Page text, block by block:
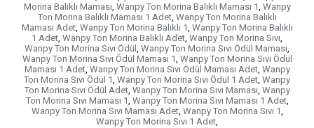
Morina Balıklı Maması, Wanpy Ton Morina Balıklı Maması 1, Wanpy
Ton Morina Balıklı Maması 1 Adet, Wanpy Ton Morina Balıklı
Maması Adet, Wanpy Ton Morina Balıklı 1, Wanpy Ton Morina Balıklı
1 Adet, Wanpy Ton Morina Balıklı Adet, Wanpy Ton Morina Sıvı,
Wanpy Ton Morina Sıvı Ödül , Wanpy Ton Morina Sıvı Ödül Maması,
Wanpy Ton Morina Sıvı Ödül Maması 1, Wanpy Ton Morina Sıvı Ödül
Maması 1 Adet, Wanpy Ton Morina Sıvı Ödül Maması Adet, Wanpy
Ton Morina Sıvı Ödül 1, Wanpy Ton Morina Sıvı Ödül 1 Adet, Wanpy
Ton Morina Sıvı Ödül Adet, Wanpy Ton Morina Sıvı Maması, Wanpy
Ton Morina Sıvı Maması 1, Wanpy Ton Morina Sıvı Maması 1 Adet,
Wanpy Ton Morina Sıvı Maması Adet, Wanpy Ton Morina Sıvı 1,
Wanpy Ton Morina Sıvı 1 Adet,